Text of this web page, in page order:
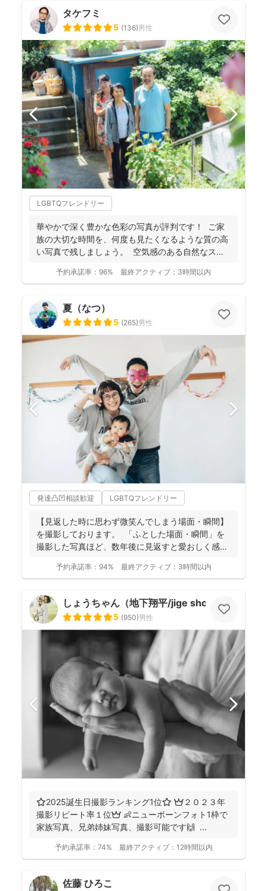
タケフミ
5 (136)男性
LGBTQフレンドリー
華やかで深く豊かな色彩の写真が評判です！ ご家
族の大切な時間を、何度も見たくなるような質の高
い写真で残しましょう。 空気感のある自然なスナ
予約承諾率： 96% 最終アクティブ： 3時間以内
夏（なつ）
5 (265)男性
発達凸凹相談歓迎 LGBTQフレンドリー
【見返した時に思わず微笑んでしまう場面・瞬間】
を撮影しております。 ⁡ 「ふとした場面・瞬間」を
撮影した写真ほど、数年後に見返すと愛おしく感じ
予約承諾率： 94% 最終アクティブ： 3時間以内
しょうちゃん（地下翔平/jige shohe）
5 (950)男性
⭐️2025誕生日撮影ランキング1位⭐️ 👑２０２３年
撮影リピート率１位👑 👶ニューボーンフォト1枠で
家族写真、兄弟姉妹写真、撮影可能です🙌 ...
予約承諾率： 74% 最終アクティブ： 12時間以内
佐藤 ひろこ